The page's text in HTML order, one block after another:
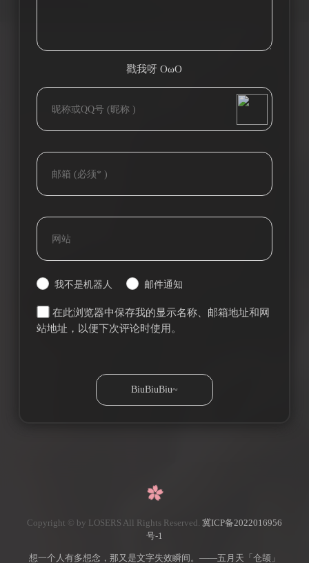
戳我呀 OωO
Tieba
我不是机器人 邮件通知
在此浏览器中保存我的显示名称、邮箱地址和网
站地址，以便下次评论时使用。
Copyright © by LOSERS All Rights Reserved. 冀ICP备2022016956
号-1
想一个人有多想念，那又是文字失效瞬间。——五月天「仓颉」